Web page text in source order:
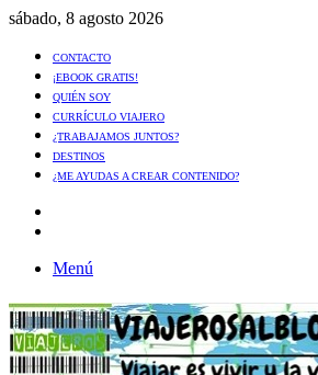
sábado, 8 agosto 2026
CONTACTO
¡EBOOK GRATIS!
QUIÉN SOY
CURRÍCULO VIAJERO
¿TRABAJAMOS JUNTOS?
DESTINOS
¿ME AYUDAS A CREAR CONTENIDO?
Menú